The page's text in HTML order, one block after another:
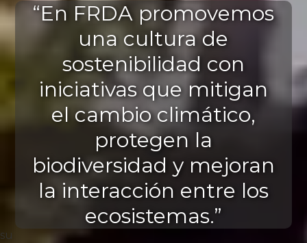
“En FRDA promovemos
una cultura de
sostenibilidad con
iniciativas que mitigan
el cambio climático,
protegen la
biodiversidad y mejoran
la interacción entre los
ecosistemas.”
su